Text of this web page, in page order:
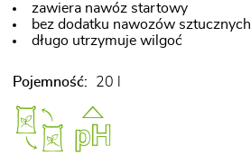
zawiera nawóz startowy
bez dodatku nawozów sztucznych
długo utrzymuje wilgoć
Pojemność: 20 l